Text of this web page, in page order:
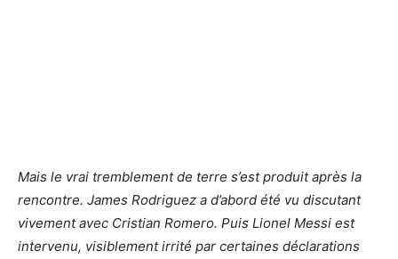
Mais le vrai tremblement de terre s’est produit après la
rencontre. James Rodriguez a d’abord été vu discutant
vivement avec Cristian Romero. Puis Lionel Messi est
intervenu, visiblement irrité par certaines déclarations